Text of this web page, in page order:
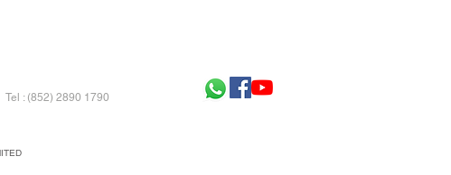
Tel : (852) 2890 1790